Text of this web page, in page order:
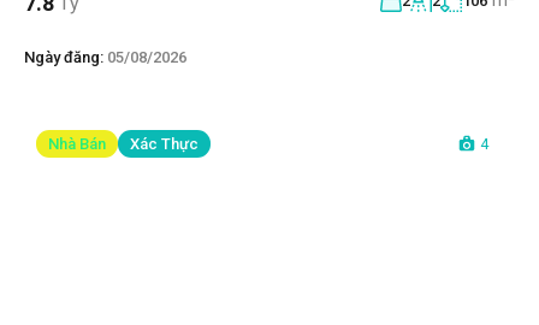
Ngày đăng: 05/08/2026
Nhà Bán Xác Thực 4